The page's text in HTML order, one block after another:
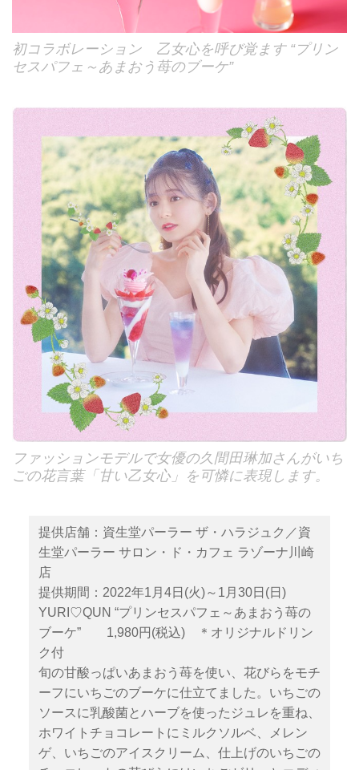
初コラボレーション 乙女心を呼び覚ます “プリン
セスパフェ～あまおう苺のブーケ”
ファッションモデルで女優の久間田琳加さんがいち
ごの花言葉「甘い乙女心」を可憐に表現します。
提供店舗：資生堂パーラー ザ・ハラジュク／資
生堂パーラー サロン・ド・カフェ ラゾーナ川崎
店
提供期間：2022年1月4日(火)～1月30日(日)
YURI♡QUN “プリンセスパフェ～あまおう苺の
ブーケ” 1,980円(税込) ＊オリジナルドリン
ク付
旬の甘酸っぱいあまおう苺を使い、花びらをモチ
ーフにいちごのブーケに仕立てました。いちごの
ソースに乳酸菌とハーブを使ったジュレを重ね、
ホワイトチョコレートにミルクソルベ、メレン
ゲ、いちごのアイスクリーム、仕上げのいちごの